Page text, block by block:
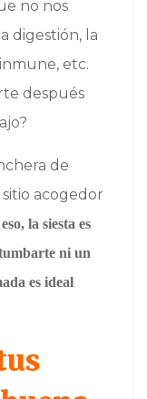
no nos
digestión, la
etc.
después
de
acogedor
la siesta es
ni un
es ideal